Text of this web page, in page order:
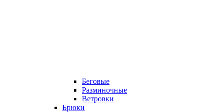
Беговые
Разминочные
Ветровки
Брюки